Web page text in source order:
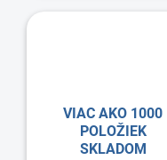
VIAC AKO 1000
POLOŽIEK
SKLADOM